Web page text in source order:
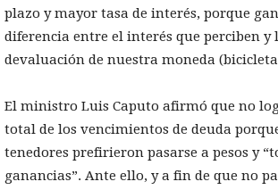
plazo y mayor tasa de interés, porque
diferencia entre el interés que perciben y
devaluación de nuestra moneda
El ministro Luis Caputo afirmó que no
total de los vencimientos de deuda
tenedores prefirieron pasarse a pesos y
ganancias”. Ante ello, y a fin de que no